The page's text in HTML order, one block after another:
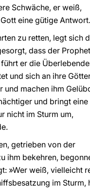
Schwäche, er weiß,
eine gütige Antwort.
zu retten, legt sich
dass der Prophet
er die
und sich an ihre
machen ihm
und bringt eine
nicht im Sturm um,
getrieben von der
ihm bekehren,
»Wer weiß, vielleicht
im Sturm,